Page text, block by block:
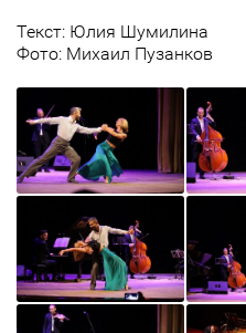
Текст: Юлия Шумилина
Фото: Михаил Пузанков